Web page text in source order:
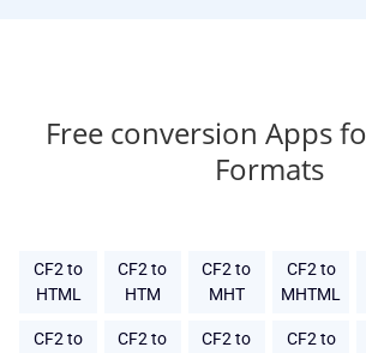
Free conversion Apps
Formats
CF2 to
HTML
CF2 to
HTM
CF2 to
MHT
CF2 to
MHTML
CF2 to
CF2 to
CF2 to
CF2 to